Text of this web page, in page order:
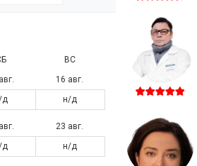
ВС
16 авг.
д н/д
23 авг.
д н/д